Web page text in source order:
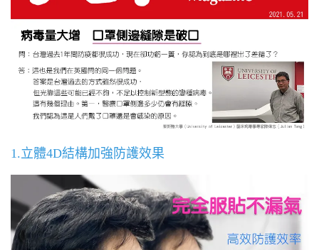
1.立體4D結構加強防護效果